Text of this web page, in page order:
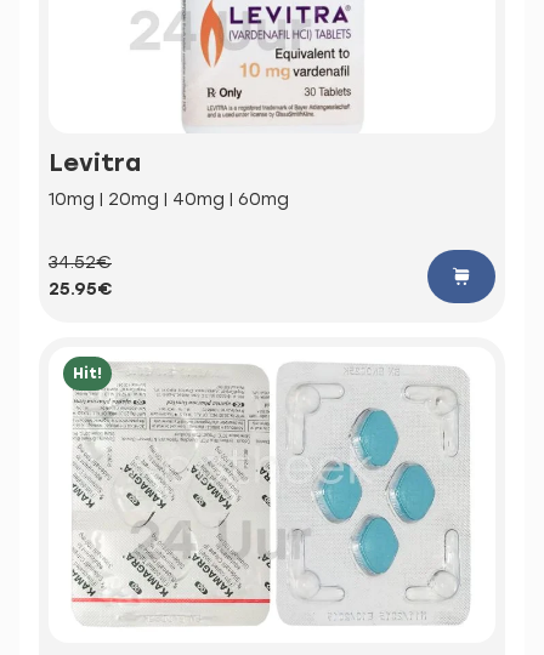
Levitra
10mg | 20mg | 40mg | 60mg
34.52€
25.95€
Hit!